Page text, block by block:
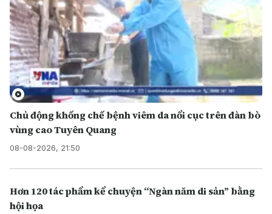
Chủ động khống chế bệnh viêm da nổi cục trên đàn bò
vùng cao Tuyên Quang
08-08-2026, 21:50
Hơn 120 tác phẩm kể chuyện “Ngàn năm di sản” bằng
hội họa